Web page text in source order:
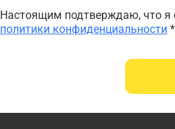
Настоящим подтверждаю, что я
политики конфиденциальности *